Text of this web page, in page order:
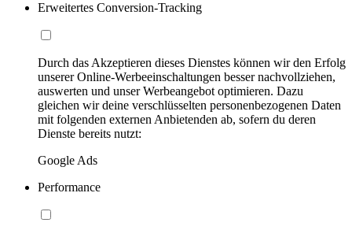
Erweitertes Conversion-Tracking
Durch das Akzeptieren dieses Dienstes können wir den Erfolg
unserer Online-Werbeeinschaltungen besser nachvollziehen,
auswerten und unser Werbeangebot optimieren. Dazu
gleichen wir deine verschlüsselten personenbezogenen Daten
mit folgenden externen Anbietenden ab, sofern du deren
Dienste bereits nutzt:
Google Ads
Performance